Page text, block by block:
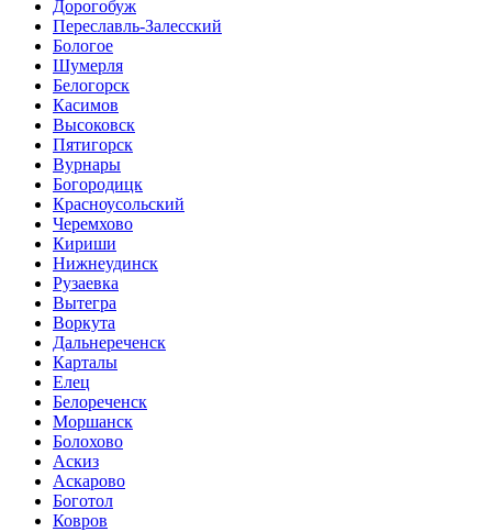
Дорогобуж
Переславль-Залесский
Бологое
Шумерля
Белогорск
Касимов
Высоковск
Пятигорск
Вурнары
Богородицк
Красноусольский
Черемхово
Кириши
Нижнеудинск
Рузаевка
Вытегра
Воркута
Дальнереченск
Карталы
Елец
Белореченск
Моршанск
Болохово
Аскиз
Аскарово
Боготол
Ковров